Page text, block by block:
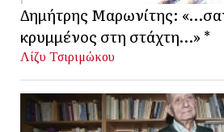
Δημήτρης Μαρωνίτης:
κρυμμένος στη στάχτη…» *
Λίζυ Τσιριμώκου